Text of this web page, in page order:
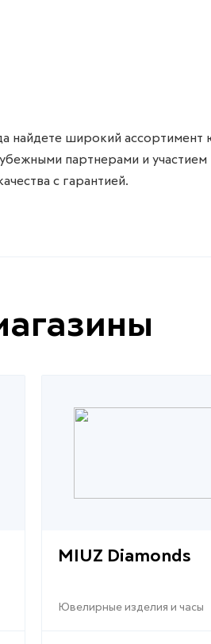
найдете широкий
партнерами и
с гарантией.
MIUZ Diamonds
Ювелирные изделия и часы